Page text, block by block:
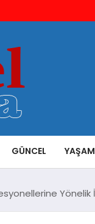
GÜNCEL YAŞAM